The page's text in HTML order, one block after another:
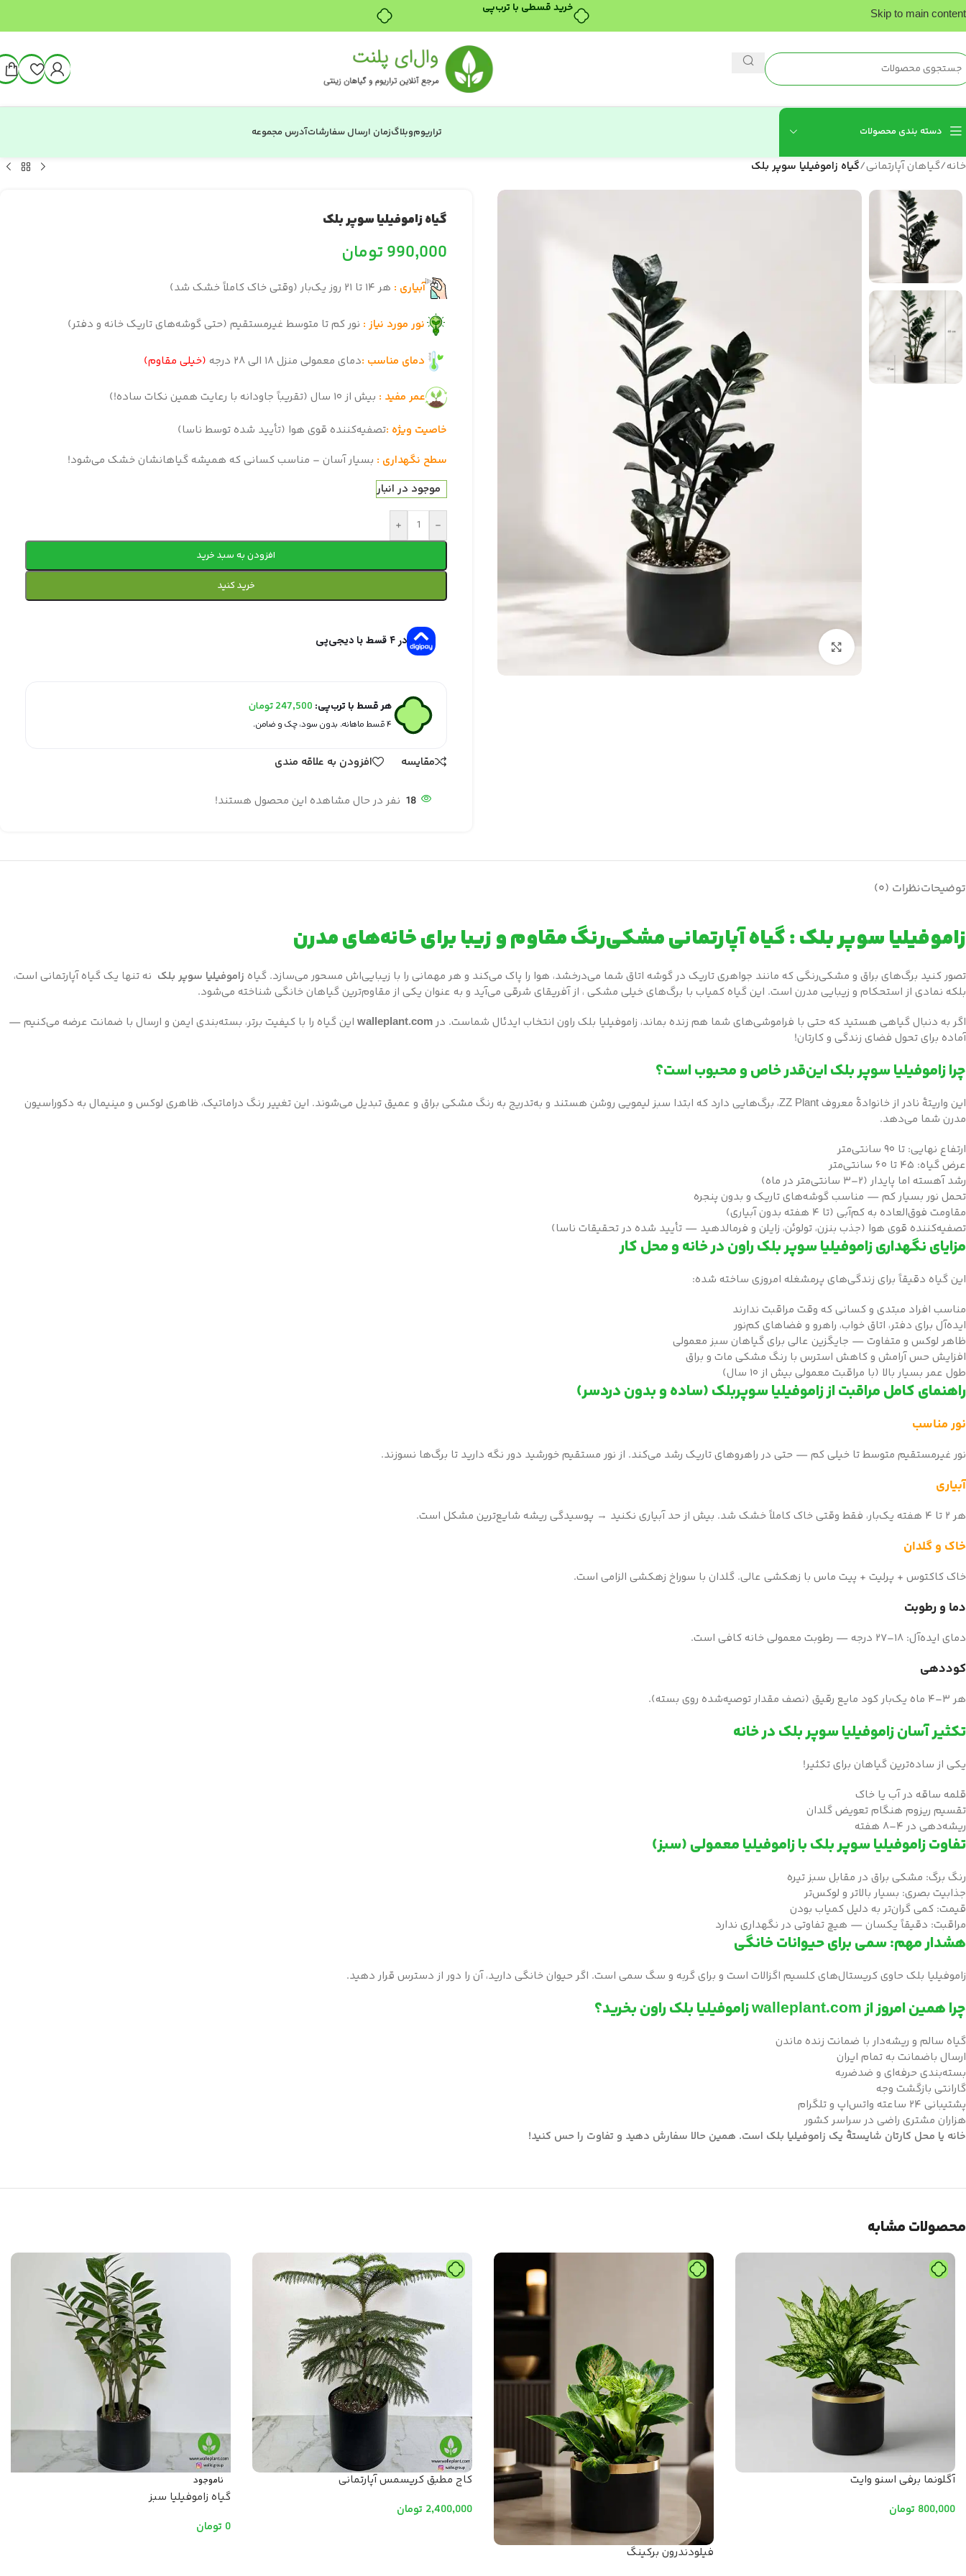
Skip to main content
دسته بندی محصولات تراریوموبلاگزمان ارسال سفارشاتآدرس مجموعه
خانه/گیاهان آپارتمانی/گیاه زاموفیلیا سوپر بلک
گیاه زاموفیلیا سوپر بلک
990,000تومان
آبیاری : هر ۱۴ تا ۲۱ روز یک‌بار (وقتی خاک کاملاً خشک شد)
نور مورد نیاز : نور کم تا متوسط غیرمستقیم (حتی گوشه‌های تاریک خانه و دفتر)
دمای مناسب :دمای معمولی منزل ۱۸ الی ۲۸ درجه (خیلی مقاوم)
عمر مفید : بیش از ۱۰ سال (تقریباً جاودانه با رعایت همین نکات ساده!)
خاصیت ویژه :تصفیه‌کننده قوی هوا (تأیید شده توسط ناسا)
سطح نگهداری : بسیار آسان – مناسب کسانی که همیشه گیاهانشان خشک می‌شود!
موجود در انبار
-
+
افزودن به سبد خرید
خرید کنید
در ۴ قسط با دیجی‌پی
هر قسط با ترب‌پی: 247,500تومان
۴ قسط ماهانه. بدون سود، چک و ضامن.
مقایسه افزودن به علاقه مندی
18 نفر در حال مشاهده این محصول هستند!
توضیحاتنظرات (0)
زاموفیلیا سوپر بلک : گیاه آپارتمانی مشکی‌رنگ مقاوم و زیبا برای خانه‌های مدرن
تصور کنید برگ‌های براق و مشکی‌رنگی که مانند جواهری تاریک در گوشه اتاق شما می‌درخشد، هوا را پاک می‌کند و هر مهمانی را با زیبایی‌اش مسحور می‌سازد. گیاه زاموفیلیا سوپر بلک نه تنها یک گیاه آپارتمانی است،
بلکه نمادی از استحکام و زیبایی مدرن است. این گیاه کمیاب با برگ‌های خیلی مشکی ، از آفریقای شرقی می‌آید و به عنوان یکی از مقاوم‌ترین گیاهان خانگی شناخته می‌شود.
اگر به دنبال گیاهی هستید که حتی با فراموشی‌های شما هم زنده بماند، زاموفیلیا بلک راون انتخاب ایدئال شماست. درwalleplant.com این گیاه را با کیفیت برتر، بسته‌بندی ایمن و ارسال با ضمانت عرضه می‌کنیم —
آماده برای تحول فضای زندگی و کارتان!
چرا زاموفیلیا سوپر بلک این‌قدر خاص و محبوب است؟
این واریتهٔ نادر از خانوادهٔ معروف ZZ Plant، برگ‌هایی دارد که ابتدا سبز لیمویی روشن هستند و به‌تدریج به رنگ مشکی براق و عمیق تبدیل می‌شوند. این تغییر رنگ دراماتیک، ظاهری لوکس و مینیمال به دکوراسیون
مدرن شما می‌دهد.
ارتفاع نهایی: تا ۹۰ سانتی‌متر
عرض گیاه: ۴۵ تا ۶۰ سانتی‌متر
رشد آهسته اما پایدار (۲–۳ سانتی‌متر در ماه)
تحمل نور بسیار کم — مناسب گوشه‌های تاریک و بدون پنجره
مقاومت فوق‌العاده به کم‌آبی (تا ۴ هفته بدون آبیاری)
تصفیه‌کننده قوی هوا (جذب بنزن، تولوئن، زایلن و فرمالدهید — تأیید شده در تحقیقات ناسا)
مزایای نگهداری زاموفیلیا سوپر بلک راون در خانه و محل کار
این گیاه دقیقاً برای زندگی‌های پرمشغله امروزی ساخته شده:
مناسب افراد مبتدی و کسانی که وقت مراقبت ندارند
ایده‌آل برای دفتر، اتاق خواب، راهرو و فضاهای کم‌نور
ظاهر لوکس و متفاوت — جایگزین عالی برای گیاهان سبز معمولی
افزایش حس آرامش و کاهش استرس با رنگ مشکی مات و براق
طول عمر بسیار بالا (با مراقبت معمولی بیش از ۱۰ سال)
راهنمای کامل مراقبت از زاموفیلیا سوپربلک (ساده و بدون دردسر)
نور مناسب
نور غیرمستقیم متوسط تا خیلی کم — حتی در راهروهای تاریک رشد می‌کند. از نور مستقیم خورشید دور نگه دارید تا برگ‌ها نسوزند.
آبیاری
هر ۲ تا ۴ هفته یک‌بار، فقط وقتی خاک کاملاً خشک شد. بیش از حد آبیاری نکنید → پوسیدگی ریشه شایع‌ترین مشکل است.
خاک و گلدان
خاک کاکتوس + پرلیت + پیت ماس با زهکشی عالی. گلدان با سوراخ زهکشی الزامی است.
دما و رطوبت
دمای ایده‌آل: ۱۸–۲۷ درجه — رطوبت معمولی خانه کافی است.
کوددهی
هر ۳–۴ ماه یک‌بار کود مایع رقیق (نصف مقدار توصیه‌شده روی بسته).
تکثیر آسان زاموفیلیا سوپر بلک در خانه
یکی از ساده‌ترین گیاهان برای تکثیر!
قلمه ساقه در آب یا خاک
تقسیم ریزوم هنگام تعویض گلدان
ریشه‌دهی در ۴–۸ هفته
تفاوت زاموفیلیا سوپر بلک با زاموفیلیا معمولی (سبز)
رنگ برگ: مشکی براق در مقابل سبز تیره
جذابیت بصری: بسیار بالاتر و لوکس‌تر
قیمت: کمی گران‌تر به دلیل کمیاب بودن
مراقبت: دقیقاً یکسان — هیچ تفاوتی در نگهداری ندارد
هشدار مهم: سمی برای حیوانات خانگی
زاموفیلیا بلک حاوی کریستال‌های کلسیم اگزالات است و برای گربه و سگ سمی است. اگر حیوان خانگی دارید، آن را دور از دسترس قرار دهید.
چرا همین امروز از walleplant.com زاموفیلیا بلک راون بخرید؟
گیاه سالم و ریشه‌دار با ضمانت زنده ماندن
ارسال باضمانت به تمام ایران
بسته‌بندی حرفه‌ای و ضدضربه
گارانتی بازگشت وجه
پشتیبانی ۲۴ ساعته واتس‌اپ و تلگرام
هزاران مشتری راضی در سراسر کشور
خانه یا محل کارتان شایستهٔ یک زاموفیلیا بلک است. همین حالا سفارش دهید و تفاوت را حس کنید!
محصولات مشابه
آگلونما برفی اسنو وایت
800,000 تومان
فیلودندرون برکینگ
کاج مطبق کریسمس آپارتمانی
2,400,000 تومان
ناموجود
گیاه زاموفیلیا سبز
0 تومان